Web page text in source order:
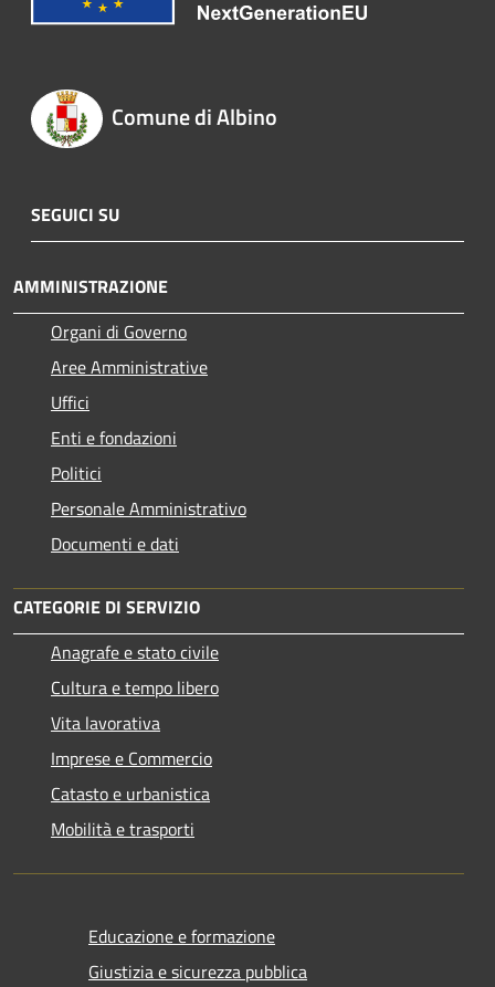
Comune di Albino
SEGUICI SU
AMMINISTRAZIONE
Organi di Governo
Aree Amministrative
Uffici
Enti e fondazioni
Politici
Personale Amministrativo
Documenti e dati
CATEGORIE DI SERVIZIO
Anagrafe e stato civile
Cultura e tempo libero
Vita lavorativa
Imprese e Commercio
Catasto e urbanistica
Mobilità e trasporti
Educazione e formazione
Giustizia e sicurezza pubblica